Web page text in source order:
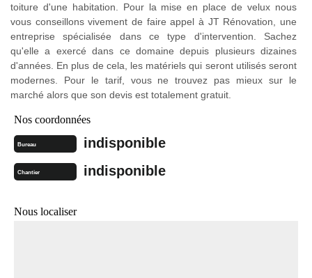
toiture d'une habitation. Pour la mise en place de velux nous
vous conseillons vivement de faire appel à JT Rénovation, une
entreprise spécialisée dans ce type d'intervention. Sachez
qu'elle a exercé dans ce domaine depuis plusieurs dizaines
d'années. En plus de cela, les matériels qui seront utilisés seront
modernes. Pour le tarif, vous ne trouvez pas mieux sur le
marché alors que son devis est totalement gratuit.
Nos coordonnées
Bureau indisponible
Chantier indisponible
Nous localiser